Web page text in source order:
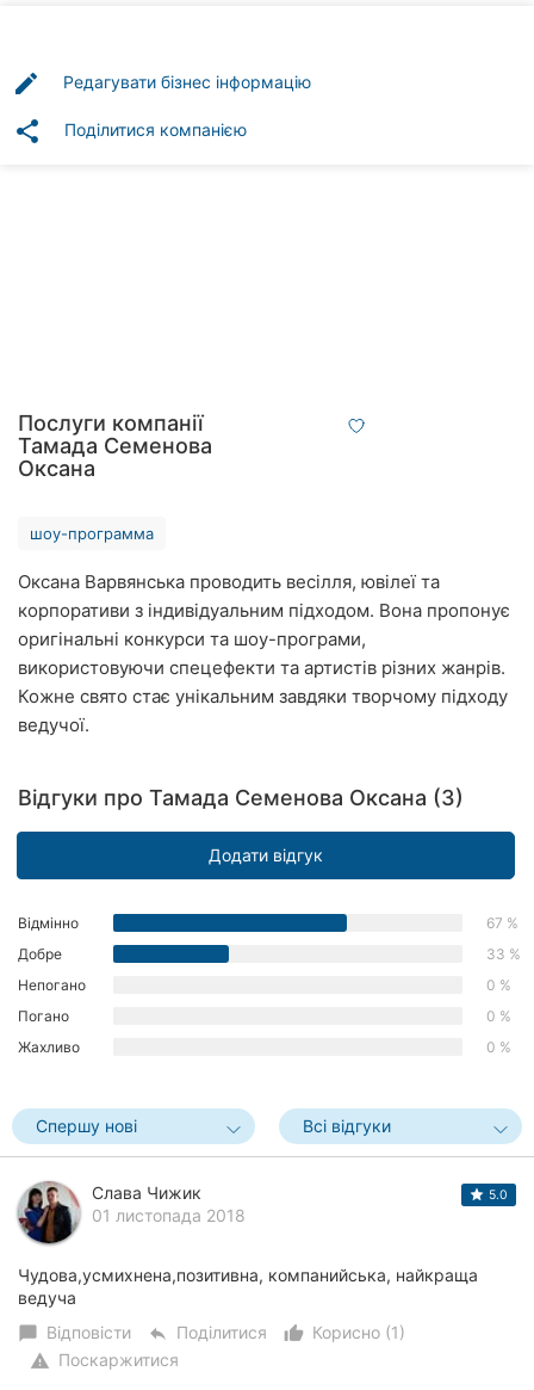
рубрики
Тернопіль
Одеса
Кропивницький
Запоріжжя
Львів
Кривий
Ріг
Миколаїв
Полтава
Чернігів
Черкаси
Чернівці
Суми
edit Редагувати бізнес інформацію
share Поділитися компанією
Послуги компанії
Тамада Семенова
Оксана
шоу-программа
Оксана Варвянська проводить весілля, ювілеї та
корпоративи з індивідуальним підходом. Вона пропонує
оригінальні конкурси та шоу-програми,
використовуючи спецефекти та артистів різних жанрів.
Кожне свято стає унікальним завдяки творчому підходу
ведучої.
Відгуки про Тамада Семенова Оксана (3)
Додати відгук
Відмінно
67 %
Добре
33 %
Непогано
0 %
Погано
0 %
Жахливо
0 %
Спершу нові Всі відгуки
Слава Чижик
01 листопада 2018
5.0
Чудова,усмихнена,позитивна, компанийська, найкраща
ведуча
chat_bubble Відповісти reply Поділитися thumb_up_alt
Корисно (1)
warning Поскаржитися